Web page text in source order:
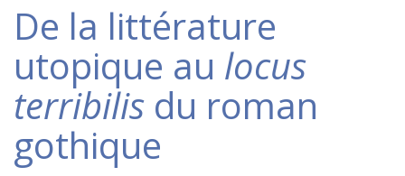
De la littérature
utopique au locus
terribilis du roman
gothique